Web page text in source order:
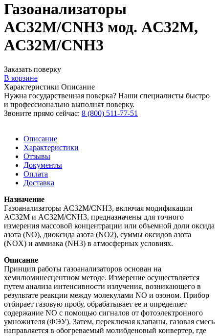
Газоанализаторы
AC32M/CNH3 мод. AC32M,
AC32M/CNH3
Заказать поверку
В корзине
Характеристики Описание
Нужна государственная поверка? Наши специалисты быстро
и профессионально выполнят поверку.
Звоните прямо сейчас: 8 (800) 511-77-51
Описание
Характеристики
Отзывы
Документы
Оплата
Доставка
Назначение
Газоанализаторы AC32M/CNH3, включая модификации
AC32M и AC32M/CNH3, предназначены для точного
измерения массовой концентрации или объемной доли оксида
азота (NO), диоксида азота (NO2), суммы оксидов азота
(NOX) и аммиака (NH3) в атмосферных условиях.
Описание
Принцип работы газоанализаторов основан на
хемилюминесцентном методе. Измерение осуществляется
путем анализа интенсивности излучения, возникающего в
результате реакции между молекулами NO и озоном. Прибор
отбирает газовую пробу, обрабатывает ее и определяет
содержание NO с помощью сигналов от фотоэлектронного
умножителя (ФЭУ). Затем, переключая клапаны, газовая смесь
направляется в обогреваемый молибденовый конвертер, где